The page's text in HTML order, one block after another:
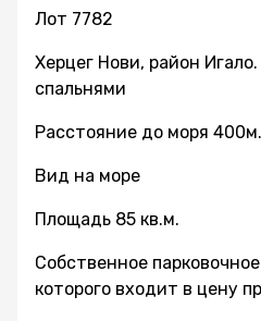
Лот 7782
Херцег Нови, район
спальнями
Расстояние до моря 400м.
Вид на море
Площадь 85 кв.м.
Собственное
которого входит в цену